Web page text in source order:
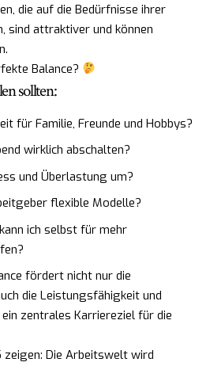
die auf die Bedürfnisse ihrer
sind attraktiver und können
Balance?
sollten:
für Familie, Freunde und Hobbys?
wirklich abschalten?
und Überlastung um?
flexible Modelle?
ich selbst für mehr
fördert nicht nur die
die Leistungsfähigkeit und
zentrales Karriereziel für die
Die Arbeitswelt wird